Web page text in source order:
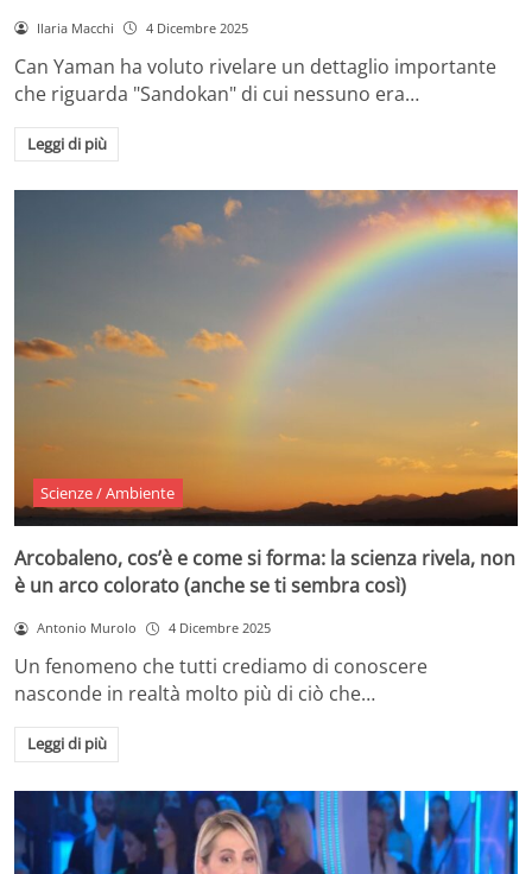
Ilaria Macchi 4 Dicembre 2025
Can Yaman ha voluto rivelare un dettaglio importante
che riguarda "Sandokan" di cui nessuno era…
Leggi di più
Scienze / Ambiente
Arcobaleno, cos’è e come si forma: la scienza rivela, non
è un arco colorato (anche se ti sembra così)
Antonio Murolo 4 Dicembre 2025
Un fenomeno che tutti crediamo di conoscere
nasconde in realtà molto più di ciò che…
Leggi di più